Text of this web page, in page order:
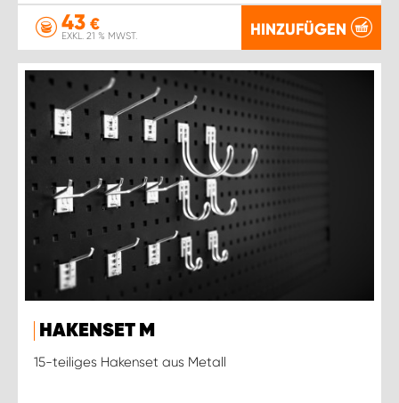
43 €
EXKL. 21 % MWST. HINZUFÜGEN
HAKENSET M
15-teiliges Hakenset aus Metall